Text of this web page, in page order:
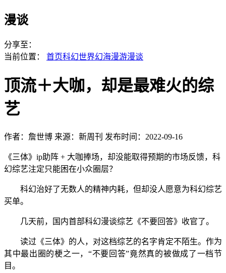
漫谈
分享至：
当前位置：
首页科幻世界幻海漫游漫谈
顶流＋大咖，却是最难火的综
艺
作者：詹世博 来源：新周刊 发布时间：2022-09-16
《三体》ip助阵 + 大咖捧场，却没能取得预期的市场反馈，科
幻综艺注定只能困在小众圈层？
科幻治好了无数人的精神内耗，但却没人愿意为科幻综艺
买单。
几天前，国内首部科幻漫谈综艺《不要回答》收官了。
读过《三体》的人，对这档综艺的名字肯定不陌生。作为
其中最出圈的梗之一，“不要回答”竟然真的被做成了一档节
目。